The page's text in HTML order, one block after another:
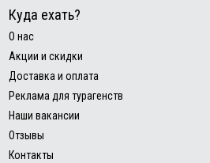
Куда ехать?
О нас
Акции и скидки
Доставка и оплата
Реклама для турагенств
Наши вакансии
Отзывы
Контакты